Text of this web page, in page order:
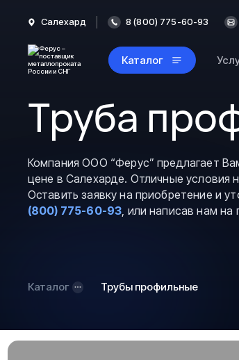
Салехард 8 (800) 775-60-93
Каталог
Труба
Компания ООО “Ферус” предлагает
цене в Салехарде. Отличные условия
Оставить заявку на приобретение и
(800) 775-60-93, или написав нам на
Каталог Трубы профильные